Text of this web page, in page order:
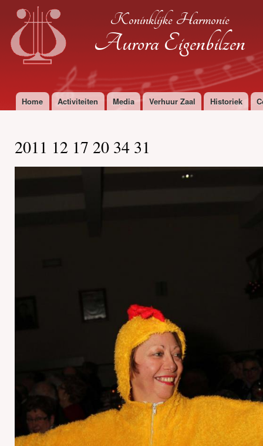
Koninklijke Harmonie
Aurora Eigenbilzen
Hoofdmenu
Home Activiteiten Media Verhuur Zaal Historiek
2011 12 17 20 34 31